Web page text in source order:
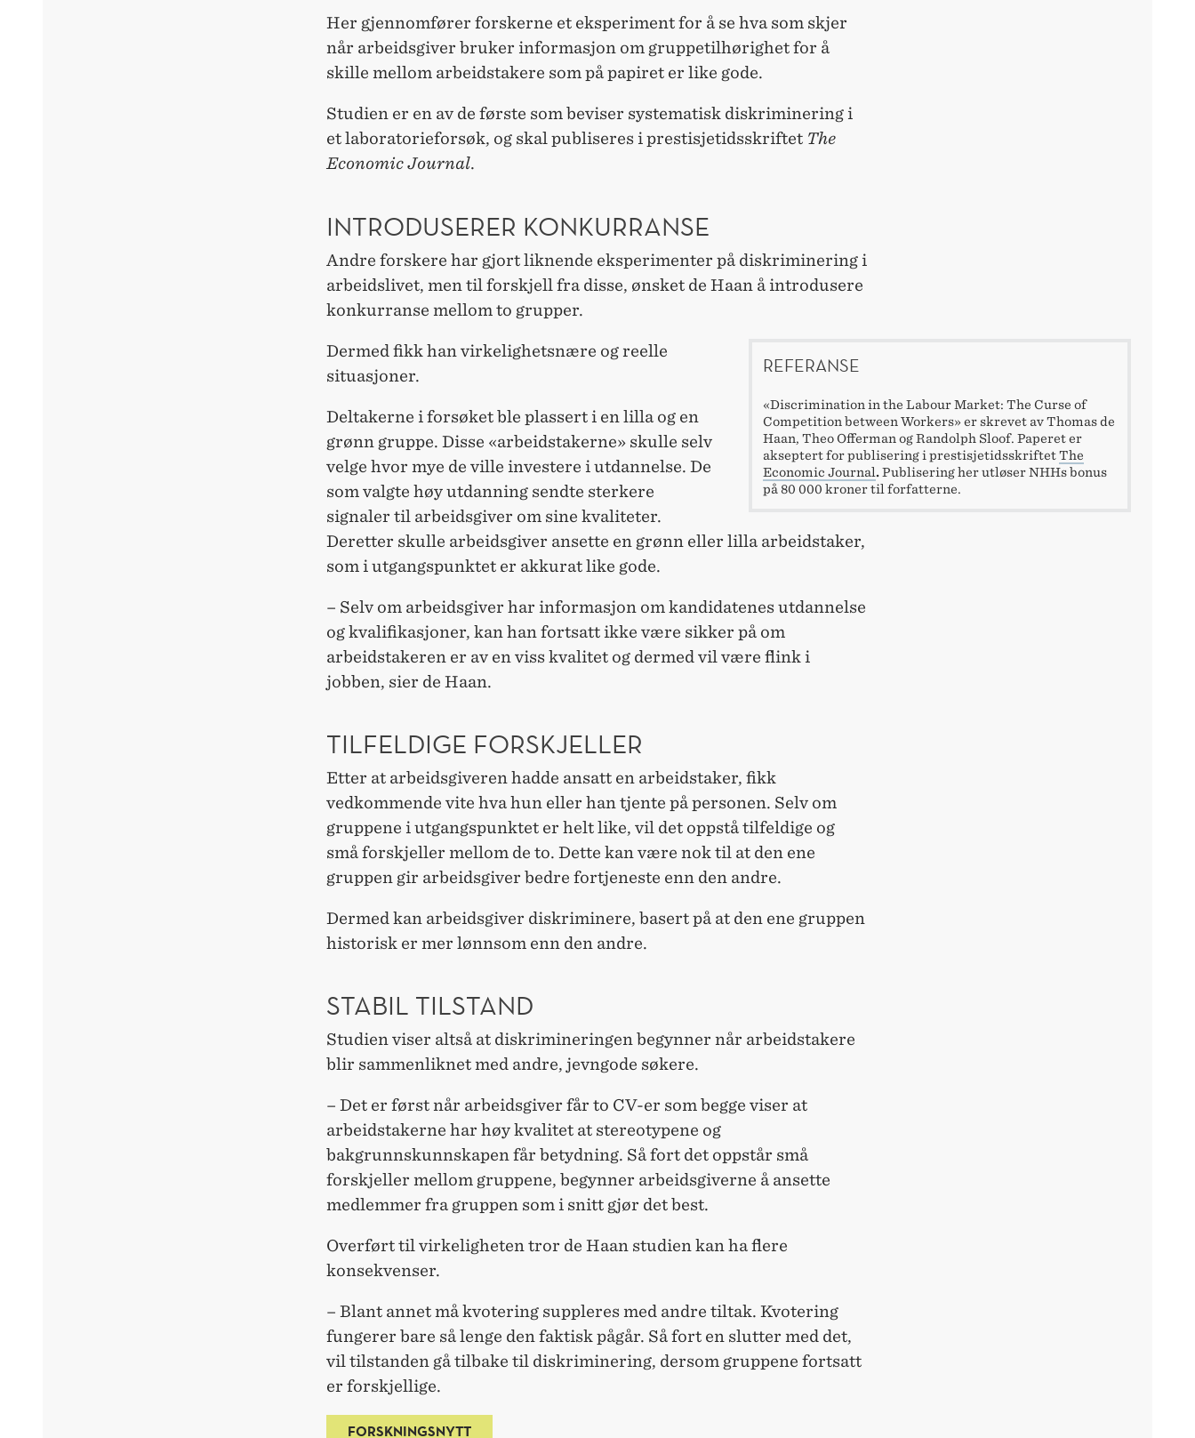
Her gjennomfører forskerne et eksperiment for å se hva som skjer
når arbeidsgiver bruker informasjon om gruppetilhørighet for å
skille mellom arbeidstakere som på papiret er like gode.
Studien er en av de første som beviser systematisk diskriminering i
et laboratorieforsøk, og skal publiseres i prestisjetidsskriftet The
Economic Journal.
INTRODUSERER KONKURRANSE
Andre forskere har gjort liknende eksperimenter på diskriminering i
arbeidslivet, men til forskjell fra disse, ønsket de Haan å introdusere
konkurranse mellom to grupper.
REFERANSE
«Discrimination in the Labour Market: The Curse of
Competition between Workers» er skrevet av Thomas de
Haan, Theo Offerman og Randolph Sloof. Paperet er
akseptert for publisering i prestisjetidsskriftetThe
Economic Journal.Publisering her utløser NHHs bonus
på 80 000 kroner til forfatterne.
Dermed fikk han virkelighetsnære og reelle
situasjoner.
Deltakerne i forsøket ble plassert i en lilla og en
grønn gruppe. Disse «arbeidstakerne» skulle selv
velge hvor mye de ville investere i utdannelse. De
som valgte høy utdanning sendte sterkere
signaler til arbeidsgiver om sine kvaliteter.
Deretter skulle arbeidsgiver ansette en grønn eller lilla arbeidstaker,
som i utgangspunktet er akkurat like gode.
– Selv om arbeidsgiver har informasjon om kandidatenes utdannelse
og kvalifikasjoner, kan han fortsatt ikke være sikker på om
arbeidstakeren er av en viss kvalitet og dermed vil være flink i
jobben, sier de Haan.
TILFELDIGE FORSKJELLER
Etter at arbeidsgiveren hadde ansatt en arbeidstaker, fikk
vedkommende vite hva hun eller han tjente på personen. Selv om
gruppene i utgangspunktet er helt like, vil det oppstå tilfeldige og
små forskjeller mellom de to. Dette kan være nok til at den ene
gruppen gir arbeidsgiver bedre fortjeneste enn den andre.
Dermed kan arbeidsgiver diskriminere, basert på at den ene gruppen
historisk er mer lønnsom enn den andre.
STABIL TILSTAND
Studien viser altså at diskrimineringen begynner når arbeidstakere
blir sammenliknet med andre, jevngode søkere.
– Det er først når arbeidsgiver får to CV-er som begge viser at
arbeidstakerne har høy kvalitet at stereotypene og
bakgrunnskunnskapen får betydning. Så fort det oppstår små
forskjeller mellom gruppene, begynner arbeidsgiverne å ansette
medlemmer fra gruppen som i snitt gjør det best.
Overført til virkeligheten tror de Haan studien kan ha flere
konsekvenser.
– Blant annet må kvotering suppleres med andre tiltak. Kvotering
fungerer bare så lenge den faktisk pågår. Så fort en slutter med det,
vil tilstanden gå tilbake til diskriminering, dersom gruppene fortsatt
er forskjellige.
FORSKNINGSNYTT